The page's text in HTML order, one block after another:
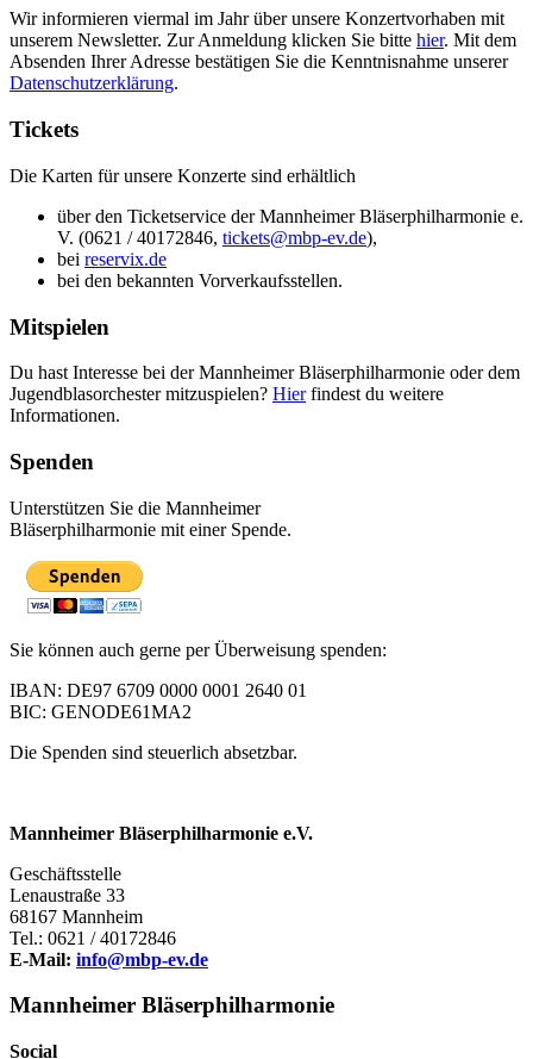
Wir informieren viermal im Jahr über unsere Konzertvorhaben mit
unserem Newsletter. Zur Anmeldung klicken Sie bitte hier. Mit dem
Absenden Ihrer Adresse bestätigen Sie die Kenntnisnahme unserer
Datenschutzerklärung.
Tickets
Die Karten für unsere Konzerte sind erhältlich
über den Ticketservice der Mannheimer Bläserphilharmonie e.
V. (0621 / 40172846, tickets@mbp-ev.de),
bei reservix.de
bei den bekannten Vorverkaufsstellen.
Mitspielen
Du hast Interesse bei der Mannheimer Bläserphilharmonie oder dem
Jugendblasorchester mitzuspielen? Hierfindest du weitere
Informationen.
Spenden
Unterstützen Sie die Mannheimer
Bläserphilharmonie mit einer Spende.
Sie können auch gerne per Überweisung spenden:
IBAN: DE97 6709 0000 0001 2640 01
BIC: GENODE61MA2
Die Spenden sind steuerlich absetzbar.
Mannheimer Bläserphilharmonie e.V.
Geschäftsstelle
Lenaustraße 33
68167 Mannheim
Tel.: 0621 / 40172846
E-Mail: info@mbp-ev.de
Mannheimer Bläserphilharmonie
Social